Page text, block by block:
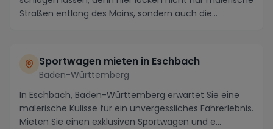
Straßen entlang des Mains, sondern auch die...
Sportwagen mieten in Eschbach
Baden-Württemberg
In Eschbach, Baden-Württemberg erwartet Sie eine
malerische Kulisse für ein unvergessliches Fahrerlebnis.
Mieten Sie einen exklusiven Sportwagen und e...